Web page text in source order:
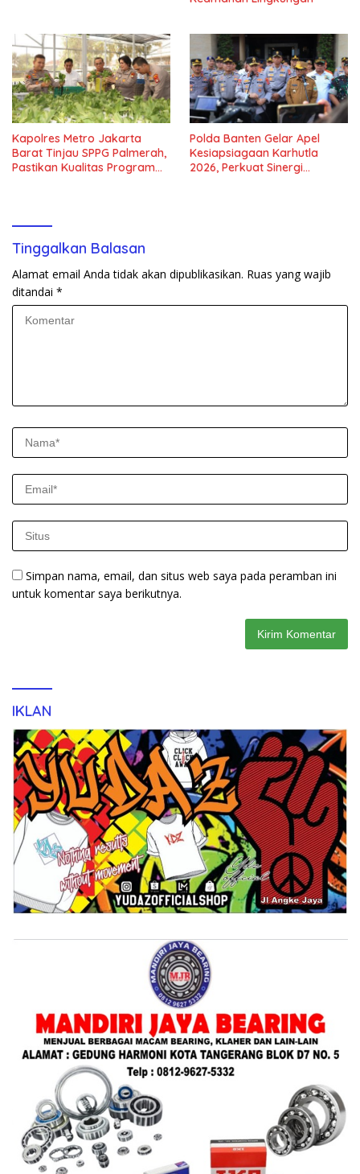
Kapolres Metro Jakarta
Barat Tinjau SPPG Palmerah,
Pastikan Kualitas Program
Polda Banten Gelar Apel
Kesiapsiagaan Karhutla
2026, Perkuat Sinergi
Tinggalkan Balasan
Alamat email Anda tidak akan dipublikasikan. Ruas yang wajib
ditandai *
Simpan nama, email, dan situs web saya pada peramban ini
untuk komentar saya berikutnya.
IKLAN